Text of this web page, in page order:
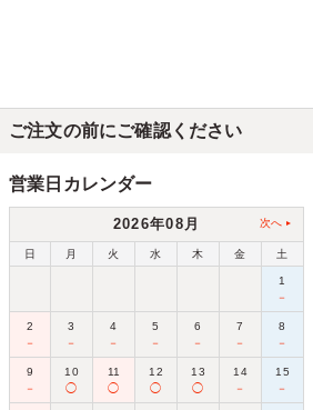
ご注文の前にご確認ください
営業日カレンダー
2026年08月 次へ
日 月 火 水 木 金 土
1
－
2
－
3
－
4
－
5
－
6
－
7
－
8
－
9
－
10
◯
11
◯
12
◯
13
◯
14
－
15
－